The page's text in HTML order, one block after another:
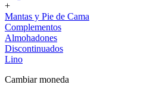
+
Mantas y Pie de Cama
Complementos
Almohadones
Discontinuados
Lino
Cambiar moneda